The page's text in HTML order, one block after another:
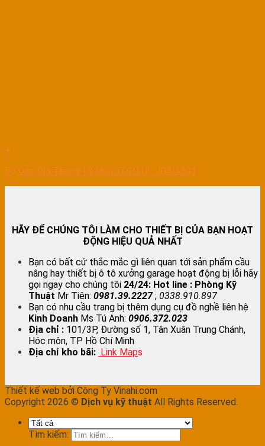
+
Bộ Cảo Đĩa Thắng 18 Món TOPTUL JGAI1801
HÃY ĐỂ CHÚNG TÔI LÀM CHO THIẾT BỊ CỦA BẠN HOẠT
ĐỘNG HIỆU QUẢ NHẤT
Bạn có bất cứ thắc mắc gì liên quan tới sản phẩm cầu
nâng hay thiết bị ô tô xưởng garage hoạt động bị lỗi hãy
gọi ngay cho chúng tôi 24/24: Hot line : Phòng Kỹ
Thuật Mr Tiên: 0981.39.2227; 0338.910.897
Bạn có nhu cầu trang bị thêm dụng cụ đồ nghề liên hệ
Kinh Doanh Ms Tú Anh: 0906.372.023
Địa chỉ : 101/3P, Đường số 1, Tân Xuân Trung Chánh,
Hóc môn, TP Hồ Chí Minh
Địa chỉ kho bãi: Link Maps
Thiết kế web bởi Công Ty Vinahi.com
Copyright 2026 © Dịch vụ kỹ thuật All Rights Reserved.
Tìm kiếm: